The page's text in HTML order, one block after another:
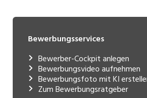
Bewerbungsservices
Bewerber-Cockpit anlegen
Bewerbungsvideo aufnehmen
Bewerbungsfoto mit KI
Zum Bewerbungsratgeber